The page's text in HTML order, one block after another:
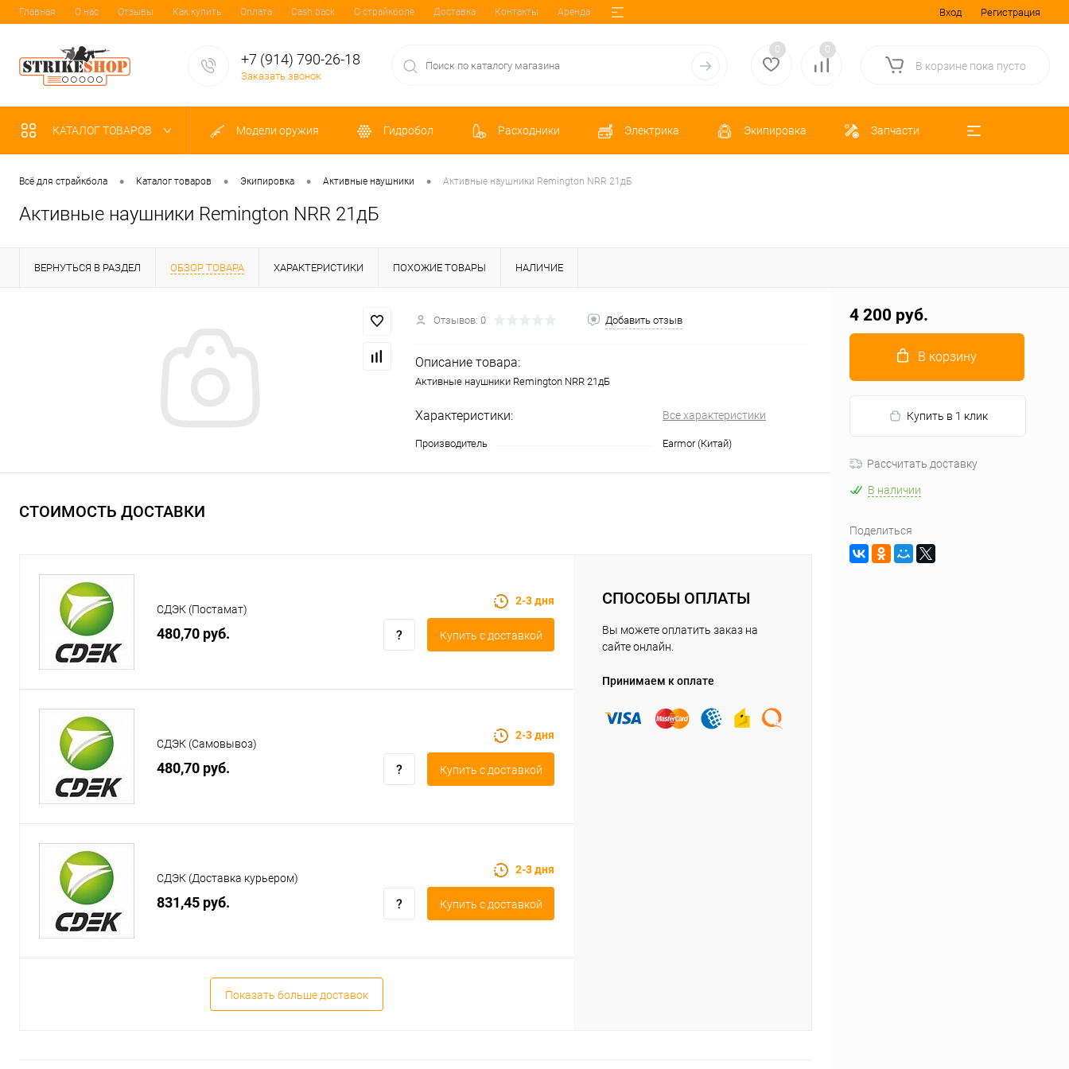
Главная О нас Отзывы Как купить Оплата Cash back О страйкболе Доставка Контакты Аренда Вход Регистрация
+7 (914) 790-26-18
Заказать звонок
0 0
В корзине пока пусто
КАТАЛОГ ТОВАРОВ Модели оружия Гидробол Расходники Электрика Экипировка Запчасти
Всё для страйкбола • Каталог товаров • Экипировка • Активные наушники • Активные наушники Remington NRR 21дБ
Активные наушники Remington NRR 21дБ
ВЕРНУТЬСЯ В РАЗДЕЛ ОБЗОР ТОВАРА ХАРАКТЕРИСТИКИ ПОХОЖИЕ ТОВАРЫ НАЛИЧИЕ
Отзывов: 0 Добавить отзыв
Описание товара:
Активные наушники Remington NRR 21дБ
Характеристики: Все характеристики
Производитель Earmor (Китай)
СТОИМОСТЬ ДОСТАВКИ
СДЭК (Постамат)
480,70 руб.
2-3 дня
Купить c доставкой
СДЭК (Самовывоз)
480,70 руб.
2-3 дня
Купить c доставкой
СДЭК (Доставка курьером)
831,45 руб.
2-3 дня
Купить c доставкой
Показать больше доставок
СПОСОБЫ ОПЛАТЫ
Вы можете оплатить заказ на
сайте онлайн.
Принимаем к оплате
4 200 руб.
В корзину
Купить в 1 клик
Рассчитать доставку
В наличии
Поделиться